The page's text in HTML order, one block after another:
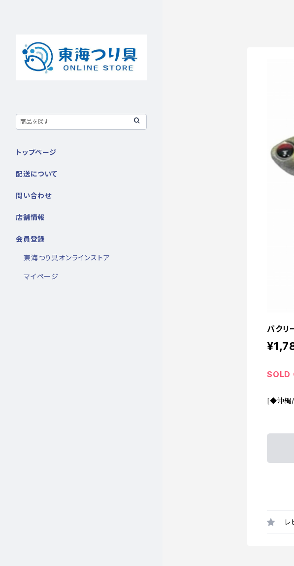
バクリ
SOLD
[◆沖縄/
レ
トップページ
配送について
問い合わせ
店舗情報
会員登録
東海つり具オンラインストア
マイページ